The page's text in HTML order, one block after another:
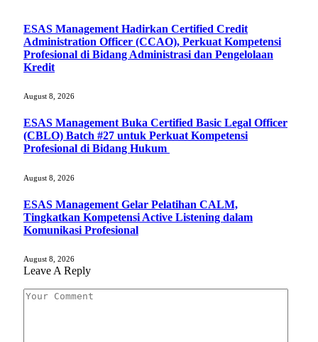
ESAS Management Hadirkan Certified Credit
Administration Officer (CCAO), Perkuat Kompetensi
Profesional di Bidang Administrasi dan Pengelolaan
Kredit
August 8, 2026
ESAS Management Buka Certified Basic Legal Officer
(CBLO) Batch #27 untuk Perkuat Kompetensi
Profesional di Bidang Hukum
August 8, 2026
ESAS Management Gelar Pelatihan CALM,
Tingkatkan Kompetensi Active Listening dalam
Komunikasi Profesional
August 8, 2026
Leave A Reply